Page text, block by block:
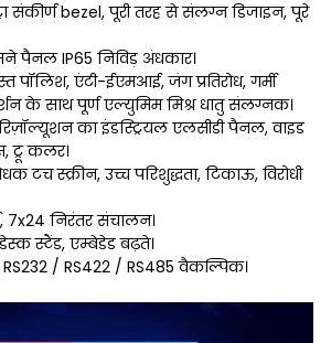
संकीर्ण bezel, पूरी तरह से संलग्न डिजाइन, पूरे
पैनल IP65 निविड़ अंधकार।
एंटी-ईएमआई, जंग प्रतिरोध, गर्मी
के साथ पूर्ण एल्युमिम मिश्र धातु संलग्नक।
का इंडस्ट्रियल एलसीडी पैनल, वाइड
ट्रू कलर।
टच स्क्रीन, उच्च परिशुद्धता, टिकाऊ, विरोधी
7x24 निरंतर संचालन।
स्टैंड, एम्बेडेड बढ़ते।
/ RS422 / RS485 वैकल्पिक।